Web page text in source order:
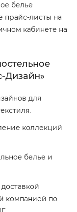
белье
прайс-листы на
кабинете на
Дизайн»
для
коллекций
белье и
компанией по